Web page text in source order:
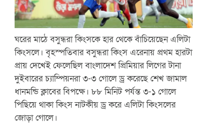
ঘরের মাঠে বসুন্ধরা কিংসকে হার থেকে বাঁচিয়েছেন এলিটা
কিংসলে। বৃহস্পতিবার বসুন্ধরা কিংস এরেনায় প্রথম হারটা
প্রায় দেখেই ফেলেছিল বাংলাদেশ প্রিমিয়ার লিগের টানা
দুইবারের চ্যাম্পিয়নরা ৩-৩ গোলে ড্র করেছে শেখ জামাল
ধানমন্ডি ক্লাবের বিপক্ষে। ৮৮ মিনিট পর্যন্ত ৩-১ গোলে
পিছিয়ে থাকা কিংস নাটকীয় ড্র করে এলিটা কিংসলের
জোড়া গোলে।